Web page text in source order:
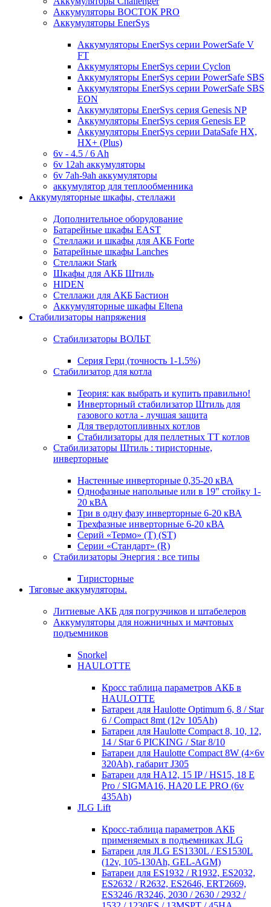
Аккумуляторы ВОСТОК PRO
Аккумуляторы EnerSys
Аккумуляторы EnerSys серии PowerSafe V
FT
Аккумуляторы EnerSys серии Cyclon
Аккумуляторы EnerSys серии PowerSafe SBS
Аккумуляторы EnerSys серии PowerSafe SBS
EON
Аккумуляторы EnerSys серия Genesis NP
Аккумуляторы EnerSys серия Genesis EP
Аккумуляторы EnerSys серии DataSafe HX,
HX+ (Plus)
6v - 4.5 / 6 Ah
6v 12ah аккумуляторы
6v 7ah-9ah аккумуляторы
аккумулятор для теплообменника
Аккумуляторные шкафы, стеллажи
Дополнительное оборудование
Батарейные шкафы EAST
Стеллажи и шкафы для АКБ Forte
Батарейные шкафы Lanches
Стеллажи Stark
Шкафы для АКБ Штиль
HIDEN
Стеллажи для АКБ Бастион
Аккумуляторные шкафы Eltena
Стабилизаторы напряжения
Стабилизаторы ВОЛЬТ
Серия Герц (точность 1-1.5%)
Стабилизатор для котла
Теория: как выбрать и купить правильно!
Инверторный стабилизатор Штиль для
газового котла - лучшая защита
Для твердотопливных котлов
Стабилизаторы для пеллетных ТТ котлов
Стабилизаторы Штиль : тиристорные,
инверторные
Настенные инверторные 0,35-20 кВА
Однофазные напольные или в 19" стойку 1-
20 кВА
Три в одну фазу инверторные 6-20 кВА
Трехфазные инверторные 6-20 кВА
Серий «Термо» (T) (ST)
Серии «Стандарт» (R)
Стабилизаторы Энергия : все типы
Тиристорные
Тяговые аккумуляторы.
Литиевые АКБ для погрузчиков и штабелеров
Аккумуляторы для ножничных и мачтовых
подъемников
Snorkel
HAULOTTE
Кросc таблица параметров АКБ в
HAULOTTE
Батареи для Haulotte Optimum 6, 8 / Star
6 / Compact 8mt (12v 105Ah)
Батареи для Haulotte Compact 8, 10, 12,
14 / Star 6 PICKING / Star 8/10
Батареи для Haulotte Compact 8W (4×6v
320Ah), габарит J305
Батареи для HA12, 15 IP / HS15, 18 E
Pro / SIGMA16, HA20 LE PRO (6v
435Ah)
JLG Lift
Кросc-таблица параметров АКБ
применяемых в подъемниках JLG
Батареи для JLG ES1330L / ES1530L
(12v, 105-130Ah, GEL-AGM)
Батареи для ES1932 / R1932, ES2032,
ES2632 / R2632, ES2646, ERT2669,
ES3246 /R3246, 2030 / 2630 / 2932 /